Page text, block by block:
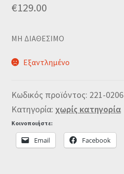
€129.00
MΗ ΔΙΑΘΕΣΙΜΟ
Εξαντλημένο
Κωδικός προϊόντος: 221-0206
Κατηγορία: χωρίς κατηγορία
Κοινοποιήστε:
Email Facebook